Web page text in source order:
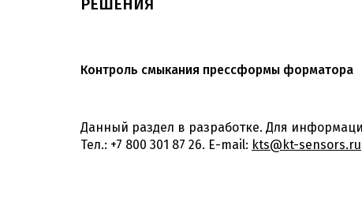
РЕШЕНИЯ
Контроль смыкания прессформы форматора
Данный раздел в разработке. Для
Тел.: +7 800 301 87 26. E-mail: kts@kt-sensors.ru